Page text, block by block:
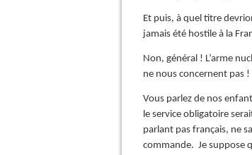
Et puis, à quel titre
jamais été hostile à la
Non, général ! L’arme
ne nous concernent pas !
Vous parlez de nos
le service obligatoire
parlant pas français, ne
commande. Je suppose